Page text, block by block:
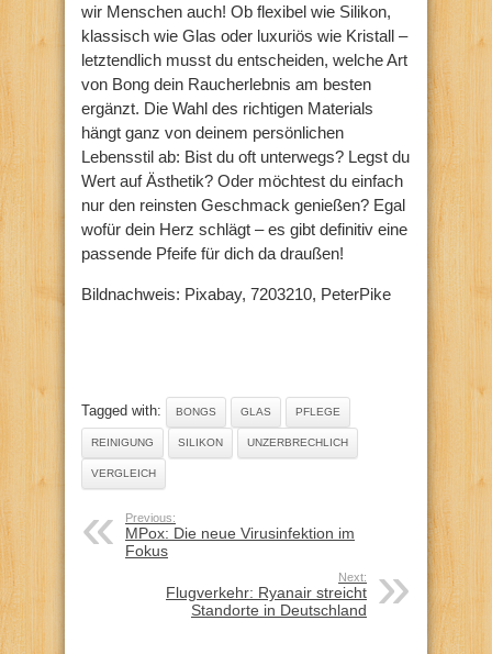
wir Menschen auch! Ob flexibel wie Silikon,
klassisch wie Glas oder luxuriös wie Kristall –
letztendlich musst du entscheiden, welche Art
von Bong dein Raucherlebnis am besten
ergänzt. Die Wahl des richtigen Materials
hängt ganz von deinem persönlichen
Lebensstil ab: Bist du oft unterwegs? Legst du
Wert auf Ästhetik? Oder möchtest du einfach
nur den reinsten Geschmack genießen? Egal
wofür dein Herz schlägt – es gibt definitiv eine
passende Pfeife für dich da draußen!
Bildnachweis: Pixabay, 7203210, PeterPike
Tagged with: BONGS GLAS PFLEGE
REINIGUNG SILIKON UNZERBRECHLICH
VERGLEICH
Previous:
MPox: Die neue Virusinfektion im
Fokus
Next:
Flugverkehr: Ryanair streicht
Standorte in Deutschland